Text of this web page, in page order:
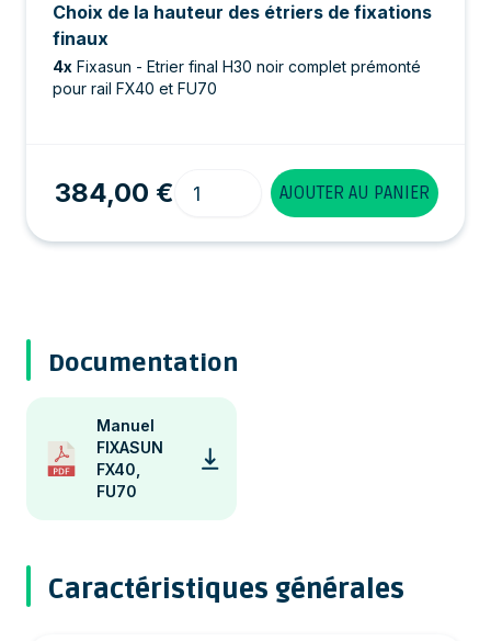
Choix de la hauteur des étriers de fixations
finaux
4x Fixasun - Etrier final H30 noir complet prémonté
pour rail FX40 et FU70
384,00 € Quantité
AJOUTER AU PANIER
Documentation
Manuel
FIXASUN
FX40,
FU70
Caractéristiques générales